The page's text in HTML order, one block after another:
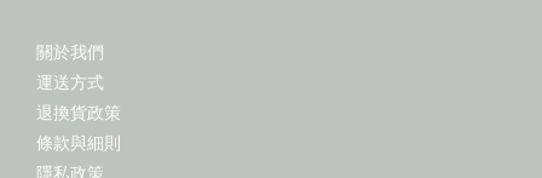
關於我們
運送方式
退換貨政策
條款與細則
隱私政策